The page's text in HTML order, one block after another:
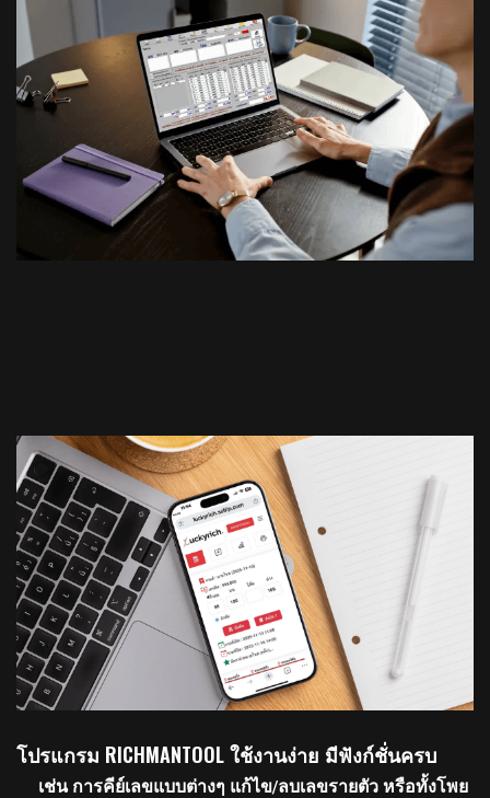
โปรแกรม RICHMANTOOL ใช้งานง่าย มีฟังก์ชั่นครบ
เช่น การคีย์เลขแบบต่างๆ แก้ไข/ลบเลขรายตัว หรือทั้งโพย